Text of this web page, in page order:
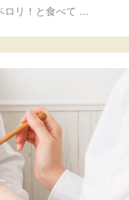
ロリ！と食べて ...